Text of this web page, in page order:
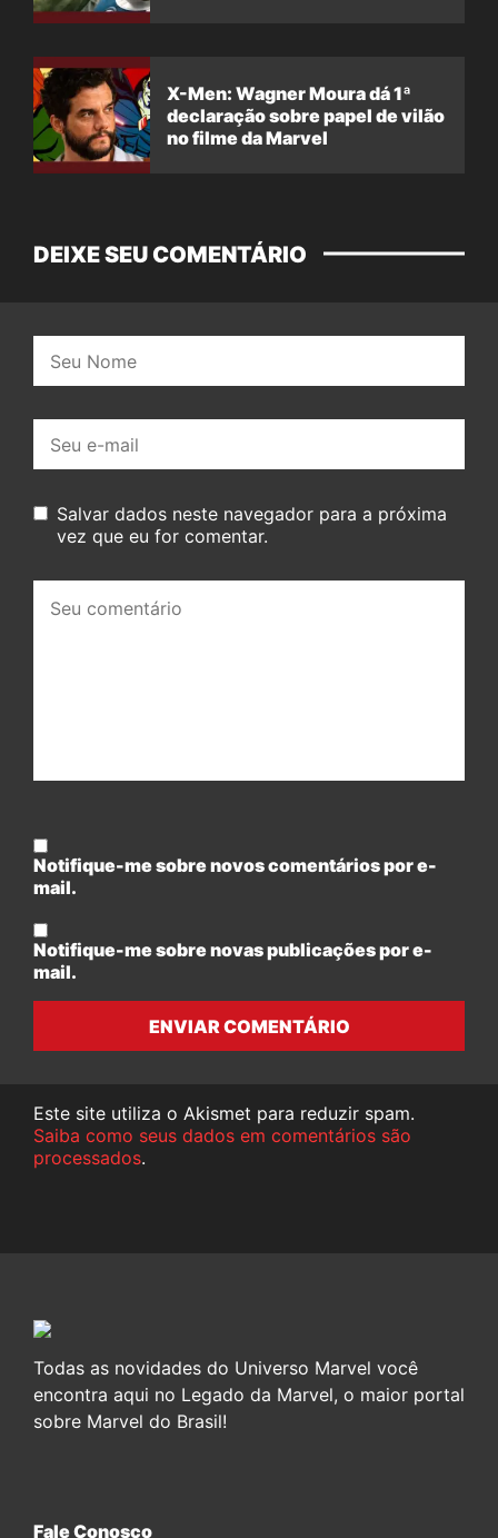
X-Men: Wagner Moura dá 1ª
declaração sobre papel de vilão
no filme da Marvel
DEIXE SEU COMENTÁRIO
mail:
Salvar dados neste navegador para a próxima
vez que eu for comentar.
comentário:
Notifique-me sobre novos comentários por e-
mail.
Notifique-me sobre novas publicações por e-
mail.
ENVIAR COMENTÁRIO
Este site utiliza o Akismet para reduzir spam.
Saiba como seus dados em comentários são
processados.
Todas as novidades do Universo Marvel você
encontra aqui no Legado da Marvel, o maior portal
sobre Marvel do Brasil!
Fale Conosco